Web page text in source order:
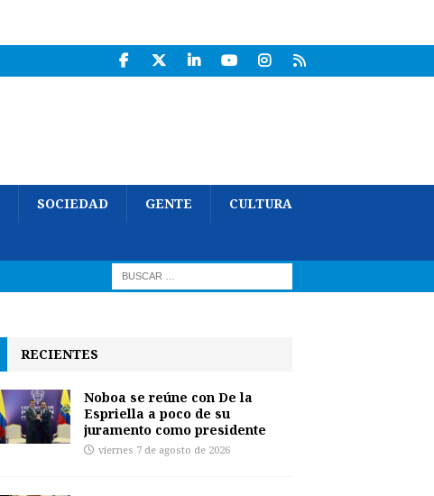
SOCIEDAD GENTE CULTURA
RECIENTES
Noboa se reúne con De la
Espriella a poco de su
juramento como presidente
viernes 7 de agosto de 2026